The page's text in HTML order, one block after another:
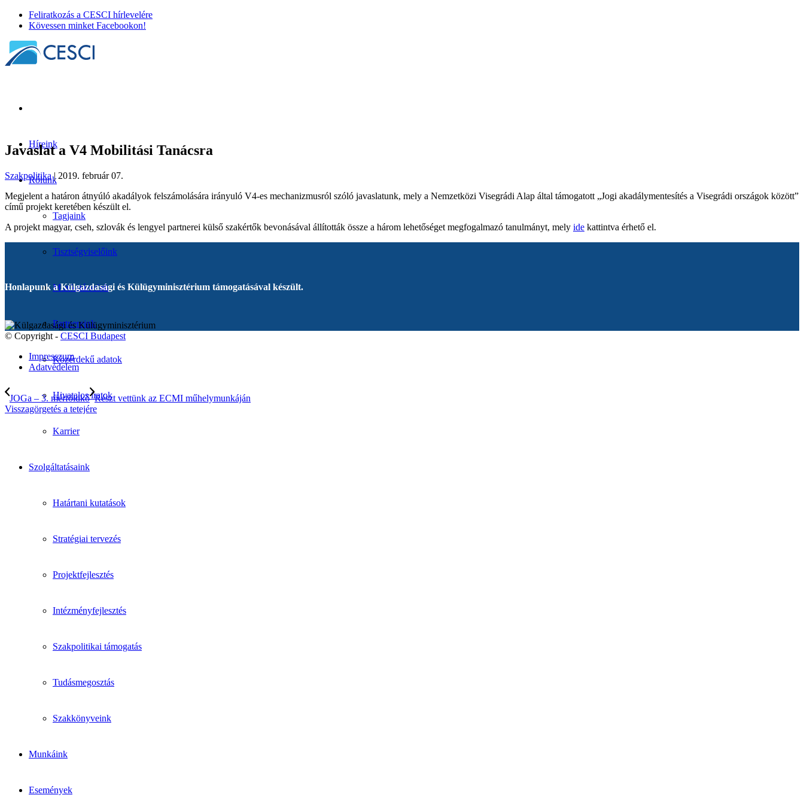
Feliratkozás a CESCI hírlevelére
Kövessen minket Facebookon!
Híreink
Rólunk
Tagjaink
Tisztségviselőink
Munkatársaink
Partnereink
Közérdekű adatok
Hivatalos iratok
Karrier
Szolgáltatásaink
Határtani kutatások
Stratégiai tervezés
Projektfejlesztés
Intézményfejlesztés
Szakpolitikai támogatás
Tudásmegosztás
Szakkönyveink
Munkáink
Események
Javaslat a V4 Mobilitási Tanácsra
Szakpolitika| 2019. február 07.
Megjelent a határon átnyúló akadályok felszámolására irányuló V4-es mechanizmusról szóló javaslatunk, mely a Nemzetközi Visegrádi Alap által támogatott „Jogi akadálymentesítés a Visegrádi országok között”
című projekt keretében készült el.
A projekt magyar, cseh, szlovák és lengyel partnerei külső szakértők bevonásával állították össze a három lehetőséget megfogalmazó tanulmányt, mely ide kattintva érhető el.
Honlapunk a Külgazdasági és Külügyminisztérium támogatásával készült.
© Copyright - CESCI Budapest
Impresszum
Adatvédelem
JOGa – 3. mérföldkő Részt vettünk az ECMI műhelymunkáján
Visszagörgetés a tetejére